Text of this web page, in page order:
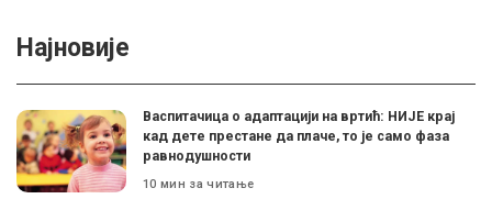
Најновије
Васпитачица о адаптацији на вртић: НИЈЕ крај
кад дете престане да плаче, то је само фаза
равнодушности
10 мин за читање